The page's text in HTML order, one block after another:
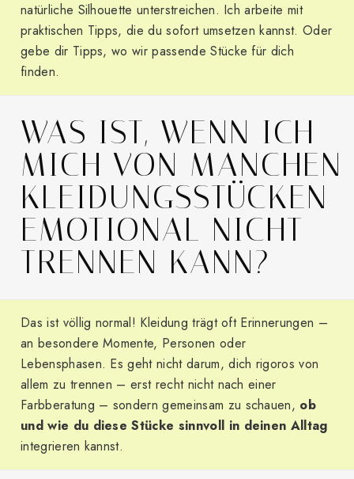
natürliche Silhouette unterstreichen. Ich arbeite mit
praktischen Tipps, die du sofort umsetzen kannst. Oder
gebe dir Tipps, wo wir passende Stücke für dich
finden.
WAS IST, WENN ICH
MICH VON MANCHEN
KLEIDUNGSSTÜCKEN
EMOTIONAL NICHT
TRENNEN KANN?
Das ist völlig normal! Kleidung trägt oft Erinnerungen –
an besondere Momente, Personen oder
Lebensphasen. Es geht nicht darum, dich rigoros von
allem zu trennen – erst recht nicht nach einer
Farbberatung – sondern gemeinsam zu schauen, ob
und wie du diese Stücke sinnvoll in deinen Alltag
integrieren kannst.